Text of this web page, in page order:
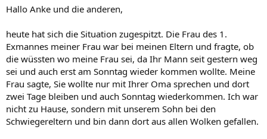
Hallo Anke und die anderen,
heute hat sich die Situation zugespitzt. Die Frau des 1.
Exmannes meiner Frau war bei meinen Eltern und fragte, ob
die wüssten wo meine Frau sei, da Ihr Mann seit gestern weg
sei und auch erst am Sonntag wieder kommen wollte. Meine
Frau sagte, Sie wollte nur mit Ihrer Oma sprechen und dort
zwei Tage bleiben und auch Sonntag wiederkommen. Ich war
nicht zu Hause, sondern mit unserem Sohn bei den
Schwiegereltern und bin dann dort aus allen Wolken gefallen.